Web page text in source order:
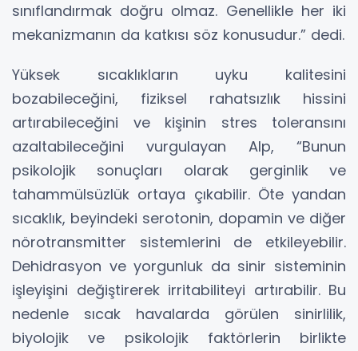
sınıflandırmak doğru olmaz. Genellikle her iki
mekanizmanın da katkısı söz konusudur.” dedi.
Yüksek sıcaklıkların uyku kalitesini
bozabileceğini, fiziksel rahatsızlık hissini
artırabileceğini ve kişinin stres toleransını
azaltabileceğini vurgulayan Alp, “Bunun
psikolojik sonuçları olarak gerginlik ve
tahammülsüzlük ortaya çıkabilir. Öte yandan
sıcaklık, beyindeki serotonin, dopamin ve diğer
nörotransmitter sistemlerini de etkileyebilir.
Dehidrasyon ve yorgunluk da sinir sisteminin
işleyişini değiştirerek irritabiliteyi artırabilir. Bu
nedenle sıcak havalarda görülen sinirlilik,
biyolojik ve psikolojik faktörlerin birlikte